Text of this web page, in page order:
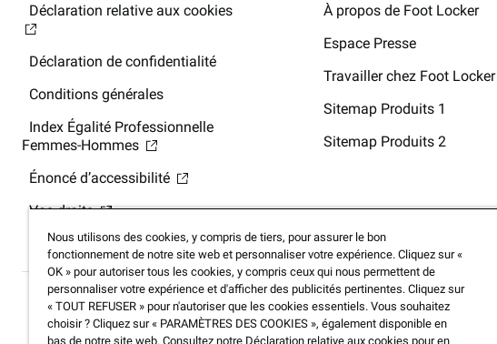
Déclaration relative aux cookies
Déclaration de confidentialité
Conditions générales
Index Égalité Professionnelle
Femmes-Hommes
Énoncé d’accessibilité
Vos droits
À propos de Foot Locker
Espace Presse
Travailler chez Foot Locker
Sitemap Produits 1
Sitemap Produits 2
Nous utilisons des cookies, y compris de tiers, pour assurer le bon
fonctionnement de notre site web et personnaliser votre expérience. Cliquez sur «
OK » pour autoriser tous les cookies, y compris ceux qui nous permettent de
personnaliser votre expérience et d'afficher des publicités pertinentes. Cliquez sur
« TOUT REFUSER » pour n'autoriser que les cookies essentiels. Vous souhaitez
choisir ? Cliquez sur « PARAMÈTRES DES COOKIES », également disponible en
bas de notre site web. Consultez notre Déclaration relative aux cookies pour en